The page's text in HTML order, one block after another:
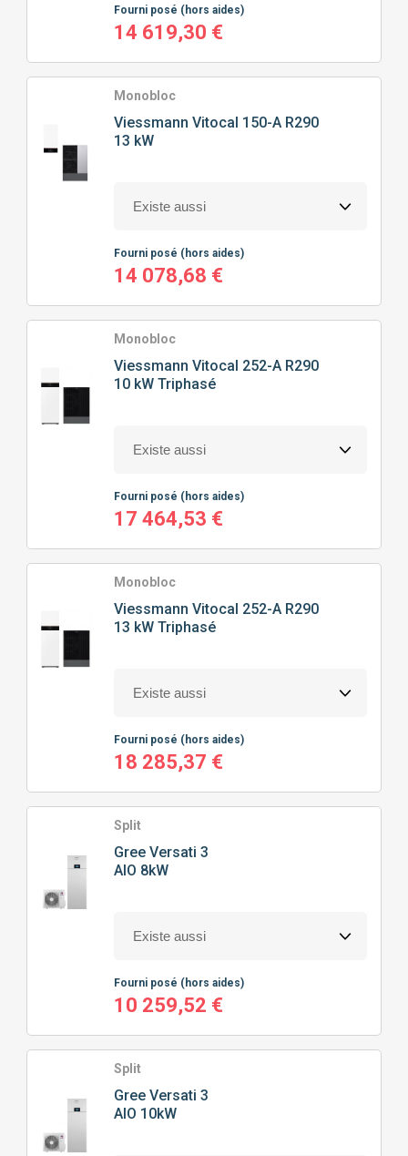
Fourni posé (hors aides)
14 619,30 €
Monobloc
Viessmann Vitocal 150-A R290
13 kW
Fourni posé (hors aides)
14 078,68 €
Monobloc
Viessmann Vitocal 252-A R290
10 kW Triphasé
Fourni posé (hors aides)
17 464,53 €
Monobloc
Viessmann Vitocal 252-A R290
13 kW Triphasé
Fourni posé (hors aides)
18 285,37 €
Split
Gree Versati 3
AIO 8kW
Fourni posé (hors aides)
10 259,52 €
Split
Gree Versati 3
AIO 10kW